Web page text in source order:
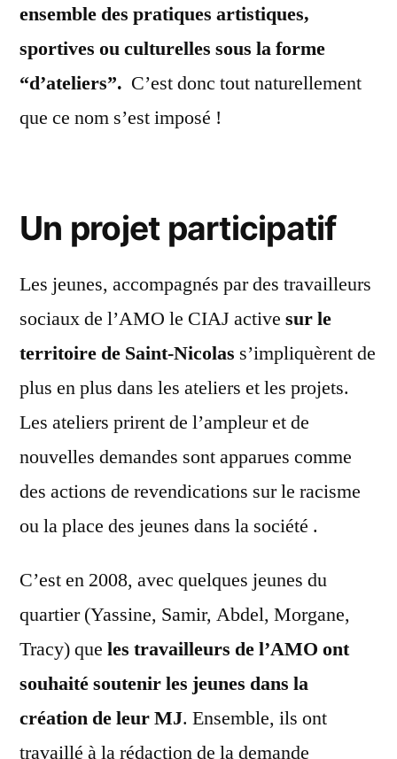
ensemble des pratiques artistiques,
sportives ou culturelles sous la forme
“d’ateliers”. C’est donc tout naturellement
que ce nom s’est imposé !
Un projet participatif
Les jeunes, accompagnés par des travailleurs
sociaux de l’AMO le CIAJ active sur le
territoire de Saint-Nicolas s’impliquèrent de
plus en plus dans les ateliers et les projets.
Les ateliers prirent de l’ampleur et de
nouvelles demandes sont apparues comme
des actions de revendications sur le racisme
ou la place des jeunes dans la société .
C’est en 2008, avec quelques jeunes du
quartier (Yassine, Samir, Abdel, Morgane,
Tracy) que les travailleurs de l’AMO ont
souhaité soutenir les jeunes dans la
création de leur MJ. Ensemble, ils ont
travaillé à la rédaction de la demande